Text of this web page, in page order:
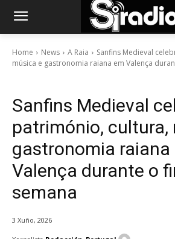
Home News A Raia
Sanfins Medieval
música e gastronomia raiana em Valença
Sanfins Medieval
património, cultura,
gastronomia raiana
Valença durante o
semana
3 Xuño, 2026